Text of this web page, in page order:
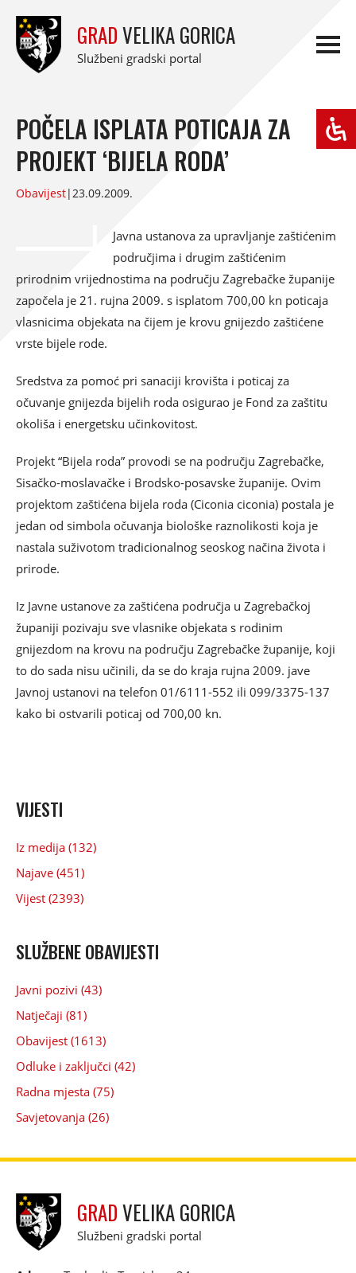
GRADVELIKA GORICA
Službeni gradski portal
POČELA ISPLATA POTICAJA ZA
PROJEKT ‘BIJELA RODA’
Obavijest|23.09.2009.
Javna ustanova za upravljanje zaštićenim
područjima i drugim zaštićenim
prirodnim vrijednostima na području Zagrebačke županije
započela je 21. rujna 2009. s isplatom 700,00 kn poticaja
vlasnicima objekata na čijem je krovu gnijezdo zaštićene
vrste bijele rode.
Sredstva za pomoć pri sanaciji krovišta i poticaj za
očuvanje gnijezda bijelih roda osigurao je Fond za zaštitu
okoliša i energetsku učinkovitost.
Projekt “Bijela roda” provodi se na području Zagrebačke,
Sisačko-moslavačke i Brodsko-posavske županije. Ovim
projektom zaštićena bijela roda (Ciconia ciconia) postala je
jedan od simbola očuvanja biološke raznolikosti koja je
nastala suživotom tradicionalnog seoskog načina života i
prirode.
Iz Javne ustanove za zaštićena područja u Zagrebačkoj
županiji pozivaju sve vlasnike objekata s rodinim
gnijezdom na krovu na području Zagrebačke županije, koji
to do sada nisu učinili, da se do kraja rujna 2009. jave
Javnoj ustanovi na telefon 01/6111-552 ili 099/3375-137
kako bi ostvarili poticaj od 700,00 kn.
VIJESTI
Iz medija (132)
Najave (451)
Vijest (2393)
SLUŽBENE OBAVIJESTI
Javni pozivi (43)
Natječaji (81)
Obavijest (1613)
Odluke i zaključci (42)
Radna mjesta (75)
Savjetovanja (26)
GRADVELIKA GORICA
Službeni gradski portal